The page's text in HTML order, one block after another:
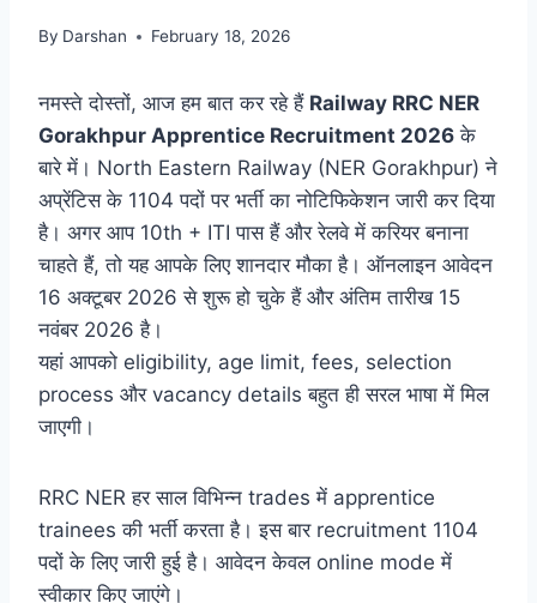
By Darshan February 18, 2026
नमस्ते दोस्तों, आज हम बात कर रहे हैं Railway RRC NER
Gorakhpur Apprentice Recruitment 2026 के
बारे में। North Eastern Railway (NER Gorakhpur) ने
अप्रेंटिस के 1104 पदों पर भर्ती का नोटिफिकेशन जारी कर दिया
है। अगर आप 10th + ITI पास हैं और रेलवे में करियर बनाना
चाहते हैं, तो यह आपके लिए शानदार मौका है। ऑनलाइन आवेदन
16 अक्टूबर 2026 से शुरू हो चुके हैं और अंतिम तारीख 15
नवंबर 2026 है।
यहां आपको eligibility, age limit, fees, selection
process और vacancy details बहुत ही सरल भाषा में मिल
जाएगी।
RRC NER हर साल विभिन्न trades में apprentice
trainees की भर्ती करता है। इस बार recruitment 1104
पदों के लिए जारी हुई है। आवेदन केवल online mode में
स्वीकार किए जाएंगे।